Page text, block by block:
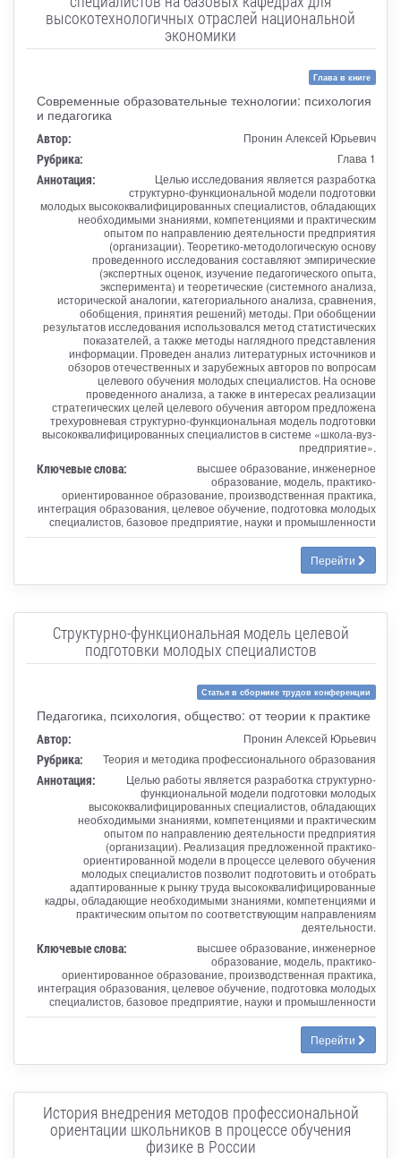
высокотехнологичных отраслей национальной
экономики
Глава в книге
Современные образовательные технологии: психология
и педагогика
Автор: Пронин Алексей Юрьевич
Рубрика: Глава 1
Аннотация:
Целью исследования является разработка
структурно-функциональной модели подготовки
молодых высококвалифицированных специалистов, обладающих
необходимыми знаниями, компетенциями и практическим
опытом по направлению деятельности предприятия
(организации). Теоретико-методологическую основу
проведенного исследования составляют эмпирические
(экспертных оценок, изучение педагогического опыта,
эксперимента) и теоретические (системного анализа,
исторической аналогии, категориального анализа, сравнения,
обобщения, принятия решений) методы. При обобщении
результатов исследования использовался метод статистических
показателей, а также методы наглядного представления
информации. Проведен анализ литературных источников и
обзоров отечественных и зарубежных авторов по вопросам
целевого обучения молодых специалистов. На основе
проведенного анализа, а также в интересах реализации
стратегических целей целевого обучения автором предложена
трехуровневая структурно-функциональная модель подготовки
высококвалифицированных специалистов в системе «школа-вуз-
предприятие».
Ключевые слова:
высшее образование, инженерное
образование, модель, практико-
ориентированное образование, производственная практика,
интеграция образования, целевое обучение, подготовка молодых
специалистов, базовое предприятие, науки и промышленности
Перейти
Структурно-функциональная модель целевой
подготовки молодых специалистов
Статья в сборнике трудов конференции
Педагогика, психология, общество: от теории к практике
Автор: Пронин Алексей Юрьевич
Рубрика: Теория и методика профессионального образования
Аннотация:
Целью работы является разработка структурно-
функциональной модели подготовки молодых
высококвалифицированных специалистов, обладающих
необходимыми знаниями, компетенциями и практическим
опытом по направлению деятельности предприятия
(организации). Реализация предложенной практико-
ориентированной модели в процессе целевого обучения
молодых специалистов позволит подготовить и отобрать
адаптированные к рынку труда высококвалифицированные
кадры, обладающие необходимыми знаниями, компетенциями и
практическим опытом по соответствующим направлениям
деятельности.
Ключевые слова:
высшее образование, инженерное
образование, модель, практико-
ориентированное образование, производственная практика,
интеграция образования, целевое обучение, подготовка молодых
специалистов, базовое предприятие, науки и промышленности
Перейти
История внедрения методов профессиональной
ориентации школьников в процессе обучения
физике в России